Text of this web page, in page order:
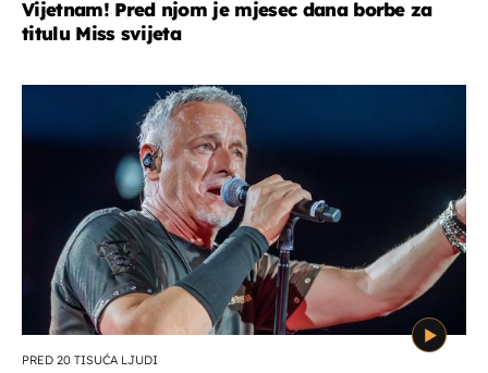
Vijetnam! Pred njom je mjesec dana borbe za
titulu Miss svijeta
PRED 20 TISUĆA LJUDI